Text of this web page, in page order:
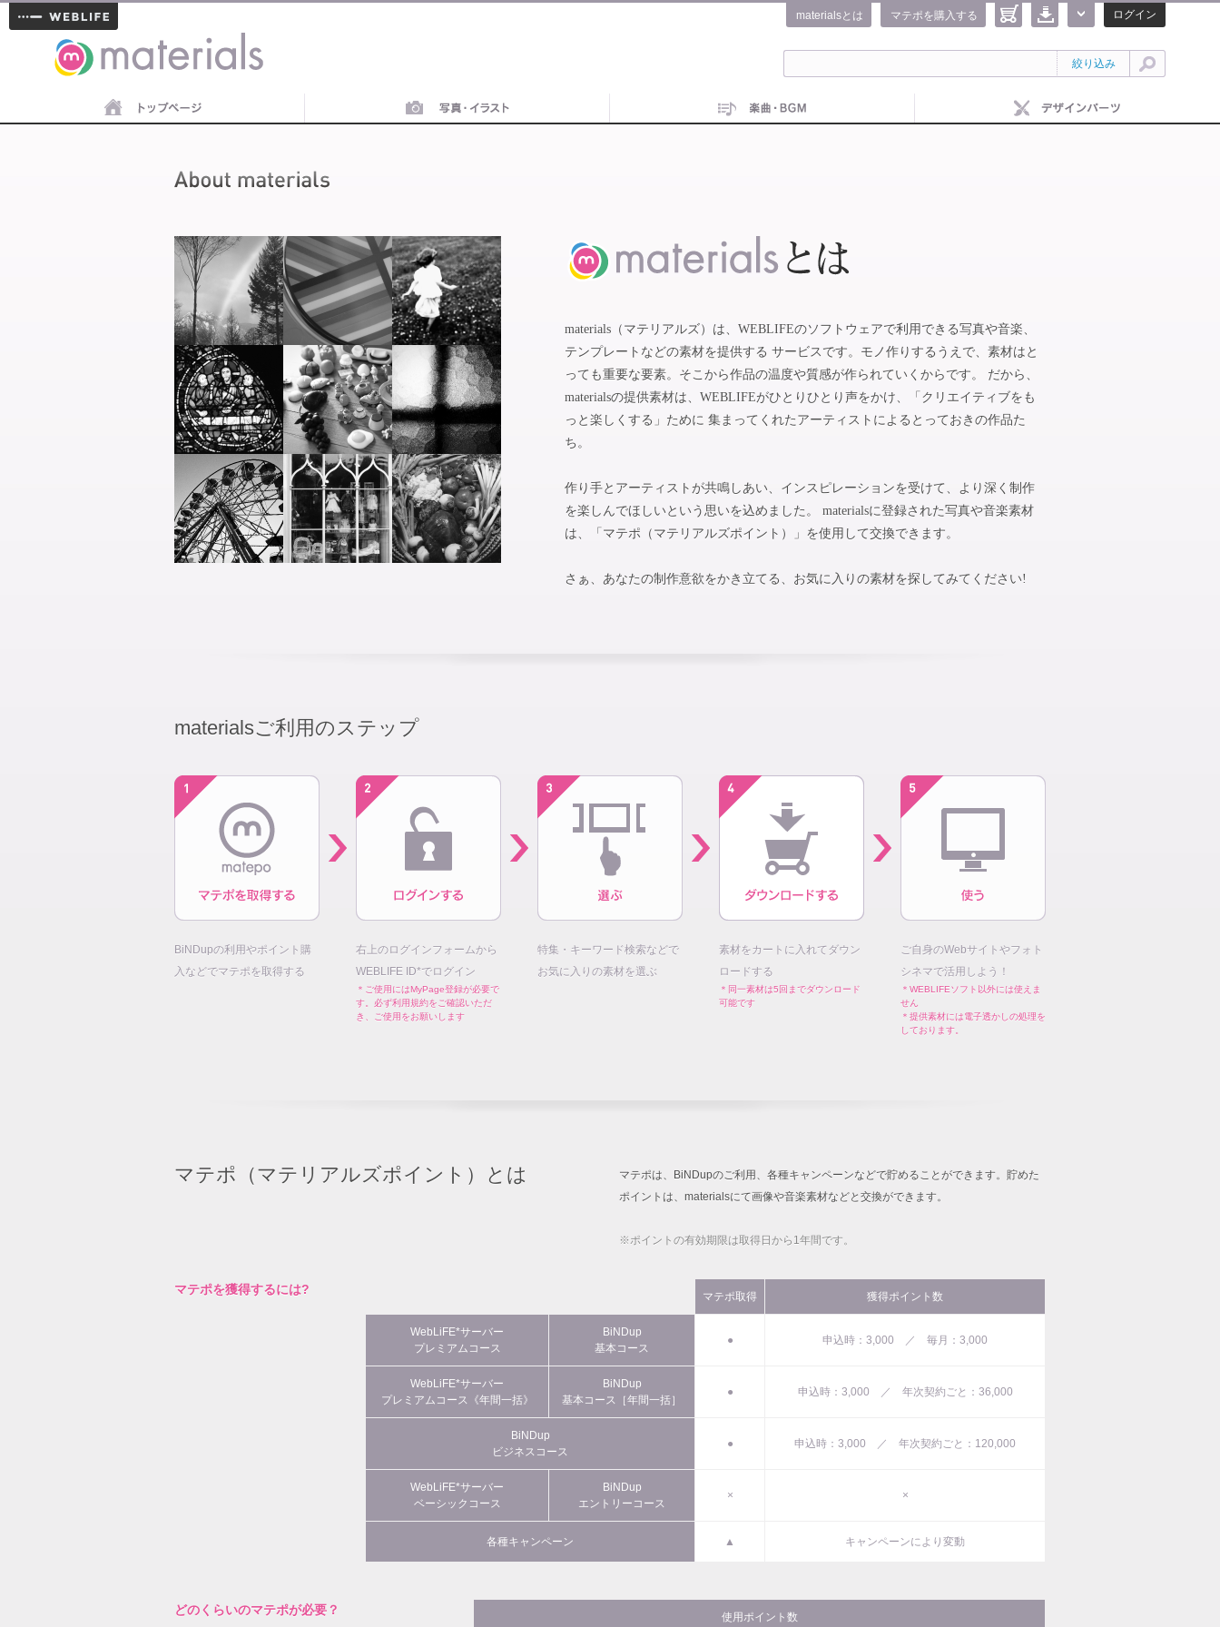
materials
ログイン
マテポを購入する
materialsとは
絞り込み
materials（マテリアルズ）は、WEBLIFEのソフトウェアで利用できる写真や音楽、
テンプレートなどの素材を提供する サービスです。モノ作りするうえで、素材はと
っても重要な要素。そこから作品の温度や質感が作られていくからです。 だから、
materialsの提供素材は、WEBLIFEがひとりひとり声をかけ、「クリエイティブをも
っと楽しくする」ために 集まってくれたアーティストによるとっておきの作品た
ち。
作り手とアーティストが共鳴しあい、インスピレーションを受けて、より深く制作
を楽しんでほしいという思いを込めました。 materialsに登録された写真や音楽素材
は、「マテポ（マテリアルズポイント）」を使用して交換できます。
さぁ、あなたの制作意欲をかき立てる、お気に入りの素材を探してみてください!
materialsご利用のステップ
BiNDupの利用やポイント購
入などでマテポを取得する
右上のログインフォームから
WEBLIFE ID*でログイン
＊ご使用にはMyPage登録が必要で
す。必ず利用規約をご確認いただ
き、ご使用をお願いします
特集・キーワード検索などで
お気に入りの素材を選ぶ
素材をカートに入れてダウン
ロードする
＊同一素材は5回までダウンロード
可能です
ご自身のWebサイトやフォト
シネマで活用しよう！
＊WEBLIFEソフト以外には使えま
せん
＊提供素材には電子透かしの処理を
しております。
マテポ（マテリアルズポイント）とは
マテポは、BiNDupのご利用、各種キャンペーンなどで貯めることができます。貯めた
ポイントは、materialsにて画像や音楽素材などと交換ができます。
※ポイントの有効期限は取得日から1年間です。
マテポを獲得するには? マテポ取得 獲得ポイント数
WebLiFE*サーバー
プレミアムコース
BiNDup
基本コース
● 申込時：3,000 ／ 毎月：3,000
WebLiFE*サーバー
プレミアムコース《年間一括》
BiNDup
基本コース［年間一括］
● 申込時：3,000 ／ 年次契約ごと：36,000
BiNDup
ビジネスコース
● 申込時：3,000 ／ 年次契約ごと：120,000
WebLiFE*サーバー
ベーシックコース
BiNDup
エントリーコース
× ×
各種キャンペーン ▲ キャンペーンにより変動
どのくらいのマテポが必要？ 使用ポイント数